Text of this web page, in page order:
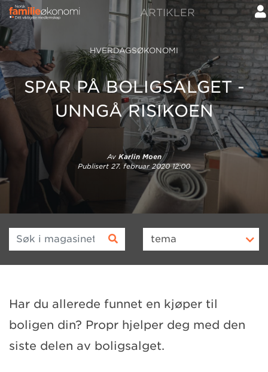
ARTIKLER
HVERDAGSØKONOMI
SPAR PÅ BOLIGSALGET -
UNNGÅ RISIKOEN
Av Karlin Moen
Publisert 27. februar 2020 12:00
Søk i magasinet tema
Har du allerede funnet en kjøper til
boligen din? Propr hjelper deg med den
siste delen av boligsalget.